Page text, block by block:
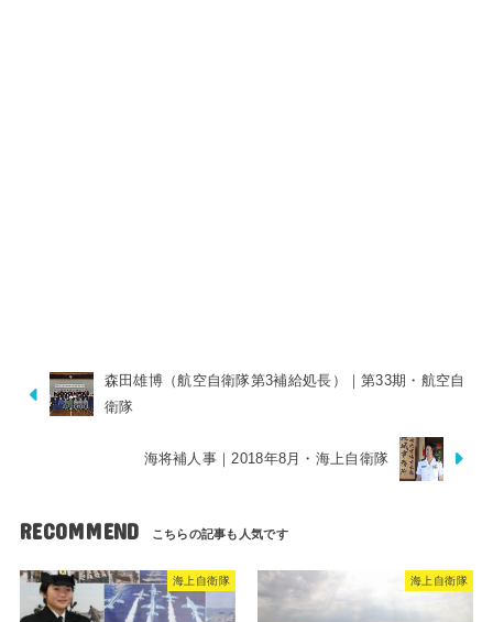
森田雄博（航空自衛隊第3補給処長）｜第33期・航空自
衛隊
海将補人事｜2018年8月・海上自衛隊
RECOMMEND
海上自衛隊 海上自衛隊